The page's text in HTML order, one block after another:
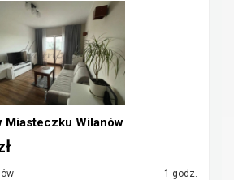
Miasteczku Wilanów
1 godz.